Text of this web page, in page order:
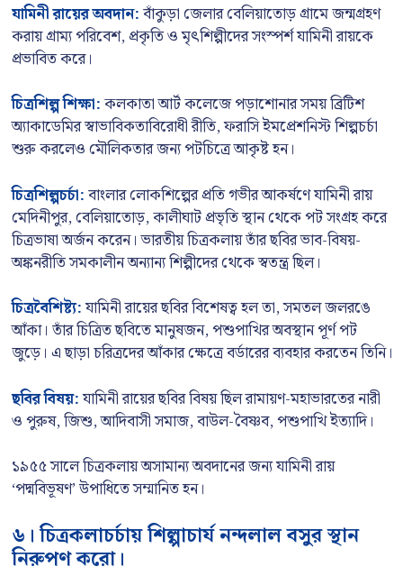
যামিনী রায়ের অবদান:বাঁকুড়া জেলার বেলিয়াতোড় গ্রামে জন্মগ্রহণ
করায় গ্রাম্য পরিবেশ, প্রকৃতি ও মৃৎশিল্পীদের সংস্পর্শ যামিনী রায়কে
প্রভাবিত করে।
চিত্রশিল্প শিক্ষা:কলকাতা আর্ট কলেজে পড়াশোনার সময় ব্রিটিশ
অ্যাকাডেমির স্বাভাবিকতাবিরোধী রীতি, ফরাসি ইমপ্রেশনিস্ট শিল্পচর্চা
শুরু করলেও মৌলিকতার জন্য পটচিত্রে আকৃষ্ট হন।
চিত্রশিল্পচর্চা:বাংলার লোকশিল্পের প্রতি গভীর আকর্ষণে যামিনী রায়
মেদিনীপুর, বেলিয়াতোড়, কালীঘাট প্রভৃতি স্থান থেকে পট সংগ্রহ করে
চিত্রভাষা অর্জন করেন। ভারতীয় চিত্রকলায় তাঁর ছবির ভাব-বিষয়-
অঙ্কনরীতি সমকালীন অন্যান্য শিল্পীদের থেকে স্বতন্ত্র ছিল।
চিত্রবৈশিষ্ট্য:যামিনী রায়ের ছবির বিশেষত্ব হল তা, সমতল জলরঙে
আঁকা। তাঁর চিত্রিত ছবিতে মানুষজন, পশুপাখির অবস্থান পূর্ণ পট
জুড়ে। এ ছাড়া চরিত্রদের আঁকার ক্ষেত্রে বর্ডারের ব্যবহার করতেন তিনি।
ছবির বিষয়:যামিনী রায়ের ছবির বিষয় ছিল রামায়ণ-মহাভারতের নারী
ও পুরুষ, জিশু, আদিবাসী সমাজ, বাউল-বৈষ্ণব, পশুপাখি ইত্যাদি।
১৯৫৫ সালে চিত্রকলায় অসামান্য অবদানের জন্য যামিনী রায়
‘পদ্মবিভূষণ’ উপাধিতে সম্মানিত হন।
৬। চিত্রকলাচর্চায় শিল্পাচার্য নন্দলাল বসুর স্থান
নিরুপণ করো।